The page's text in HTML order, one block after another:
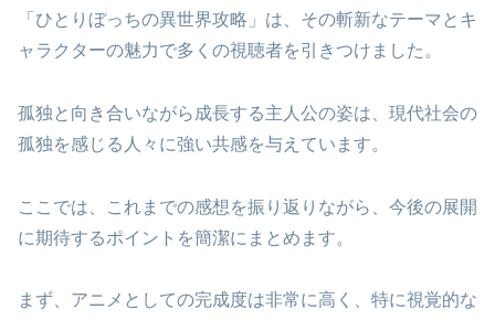
「ひとりぼっちの異世界攻略」は、その斬新なテーマとキ
ャラクターの魅力で多くの視聴者を引きつけました。
孤独と向き合いながら成長する主人公の姿は、現代社会の
孤独を感じる人々に強い共感を与えています。
ここでは、これまでの感想を振り返りながら、今後の展開
に期待するポイントを簡潔にまとめます。
まず、アニメとしての完成度は非常に高く、特に視覚的な